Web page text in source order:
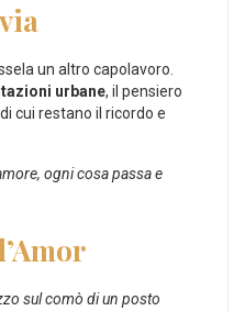
un altro capolavoro.
urbane, il pensiero
cui restano il ricordo e
ogni cosa passa e
sul comò di un posto